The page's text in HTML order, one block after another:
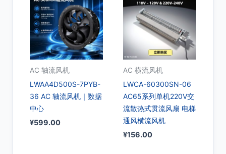
AC 轴流风机
LWAA4D500S-7PYB-
36 AC 轴流风机｜数据
中心
¥599.00
AC 横流风机
LWCA-60300SN-06
AC65系列单机220V交
流散热式贯流风扇 电梯
通风横流风机
¥156.00